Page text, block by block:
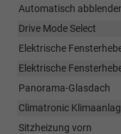
Automatisch
Drive Mode Select
Elektrische
Elektrische
Panorama-Glasdach
Climatronic
Sitzheizung vorn